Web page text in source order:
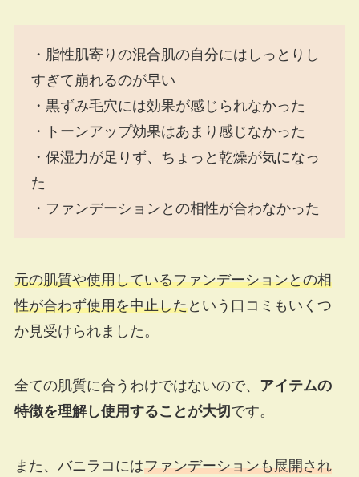
・脂性肌寄りの混合肌の自分にはしっとりし
すぎて崩れるのが早い
・黒ずみ毛穴には効果が感じられなかった
・トーンアップ効果はあまり感じなかった
・保湿力が足りず、ちょっと乾燥が気になっ
た
・ファンデーションとの相性が合わなかった
元の肌質や使用しているファンデーションとの相
性が合わず使用を中止したという口コミもいくつ
か見受けられました。
全ての肌質に合うわけではないので、 アイテムの
特徴を理解し使用することが大切です。
また、バニラコにはファンデーションも展開され